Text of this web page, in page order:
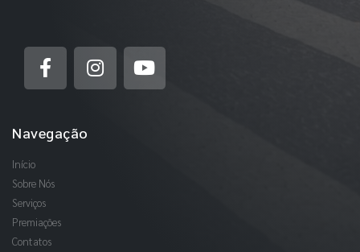
Navegação
Início
Sobre Nós
Serviços
Premiações
Contatos